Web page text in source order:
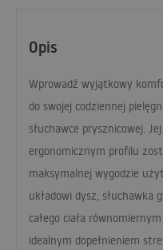
Opis
Wprowadź wyjątkowy
do swojej codziennej
słuchawce prysznicowej.
ergonomicznym profilu
maksymalnej wygodzie
układowi dysz, słuchawka
całego ciała
idealnym dopełnieniem